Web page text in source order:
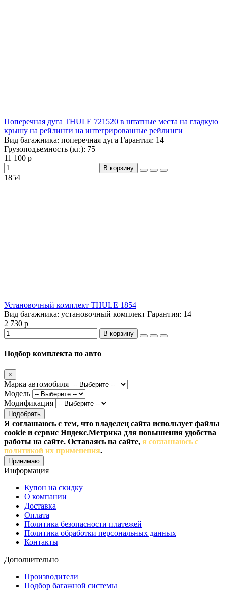
Поперечная дуга THULE 721520 в штатные места на гладкую
крышу на рейлинги на интегрированные рейлинги
Вид багажника: поперечная дуга Гарантия: 14
Грузоподъемность (кг.): 75
11 100 р
В корзину
1854
Установочный комплект THULE 1854
Вид багажника: установочный комплект Гарантия: 14
2 730 р
В корзину
Подбор комплекта по авто
×
Марка автомобиля
Модель
Модификация
Подобрать
Я соглашаюсь с тем, что владелец сайта использует файлы
cookie и сервис Яндекс.Метрика для повышения удобства
работы на сайте. Оставаясь на сайте, я соглашаюсь с
политикой их применения.
Принимаю
Информация
Купон на скидку
О компании
Доставка
Оплата
Политика безопасности платежей
Политика обработки персональных данных
Контакты
Дополнительно
Производители
Подбор багажной системы